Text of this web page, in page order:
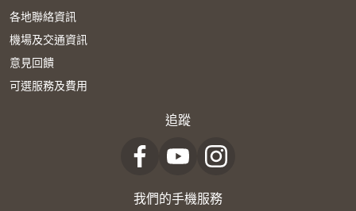
各地聯絡資訊
機場及交通資訊
意見回饋
可選服務及費用
追蹤
我們的手機服務